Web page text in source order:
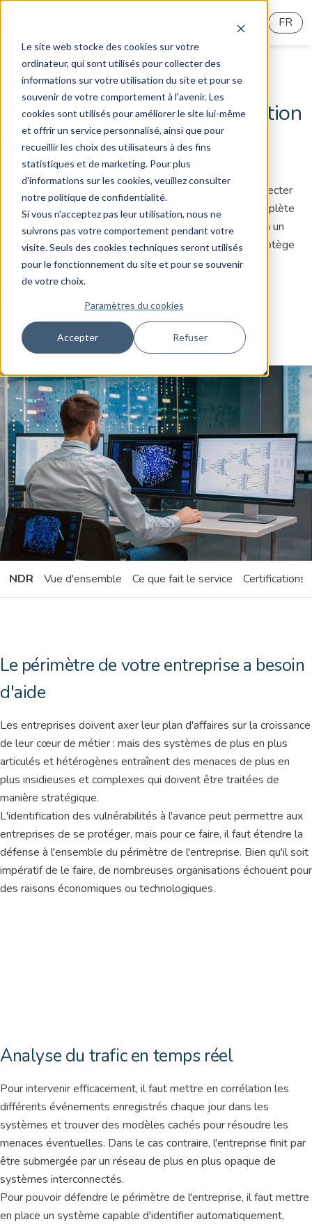
Le site web stocke des cookies sur votre
ordinateur, qui sont utilisés pour collecter des
informations sur votre utilisation du site et pour se
souvenir de votre comportement à l'avenir. Les
cookies sont utilisés pour améliorer le site lui-même
et offrir un service personnalisé, ainsi que pour
recueillir les choix des utilisateurs à des fins
statistiques et de marketing. Pour plus
d'informations sur les cookies, veuillez consulter
notre politique de confidentialité.
Si vous n'acceptez pas leur utilisation, nous ne
suivrons pas votre comportement pendant votre
visite. Seuls des cookies techniques seront utilisés
pour le fonctionnement du site et pour se souvenir
de votre choix.
Paramètres du cookies
Accepter Refuser
FR
NDR Network Detection &
Response (détection et réaction
du réseau)
Un système basé sur l'intelligence artificielle pour détecter
les menaces et garantir une sécurité informatique complète
et avancée. Nous protégeons votre entreprise grâce à un
modèle qui vous connaît, évite les perturbations et protège
votre activité.
Pour en savoir plus
NDR Vue d'ensemble Ce que fait le service Certifications
Le périmètre de votre entreprise a besoin
d'aide
Les entreprises doivent axer leur plan d'affaires sur la croissance
de leur cœur de métier : mais des systèmes de plus en plus
articulés et hétérogènes entraînent des menaces de plus en
plus insidieuses et complexes qui doivent être traitées de
manière stratégique.
L'identification des vulnérabilités à l'avance peut permettre aux
entreprises de se protéger, mais pour ce faire, il faut étendre la
défense à l'ensemble du périmètre de l'entreprise. Bien qu'il soit
impératif de le faire, de nombreuses organisations échouent pour
des raisons économiques ou technologiques.
Analyse du trafic en temps réel
Pour intervenir efficacement, il faut mettre en corrélation les
différents événements enregistrés chaque jour dans les
systèmes et trouver des modèles cachés pour résoudre les
menaces éventuelles. Dans le cas contraire, l'entreprise finit par
être submergée par un réseau de plus en plus opaque de
systèmes interconnectés.
Pour pouvoir défendre le périmètre de l'entreprise, il faut mettre
en place un système capable d'identifier automatiquement,